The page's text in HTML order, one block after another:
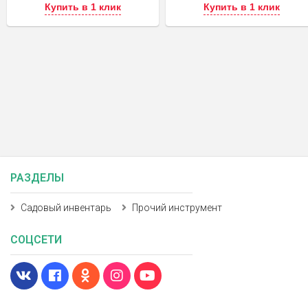
Купить в 1 клик Купить в 1 клик
РАЗДЕЛЫ
Садовый инвентарь Прочий инструмент
СОЦСЕТИ